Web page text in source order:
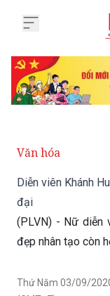
Văn hóa
Diễn viên Khánh
đại
(PLVN) - Nữ diễn
đẹp nhân tạo còn
Thứ Năm 03/09/